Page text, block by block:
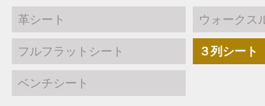
革シート ウォークス
フルフラットシート ３列シート
ベンチシート